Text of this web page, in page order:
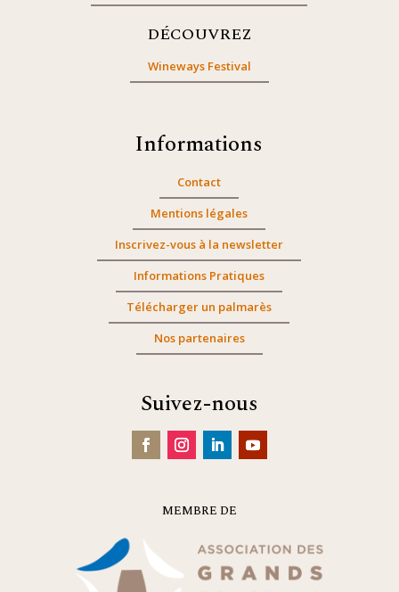
DÉCOUVREZ
Wineways Festival
Informations
Contact
Mentions légales
Inscrivez-vous à la newsletter
Informations Pratiques
Télécharger un palmarès
Nos partenaires
Suivez-nous
MEMBRE DE